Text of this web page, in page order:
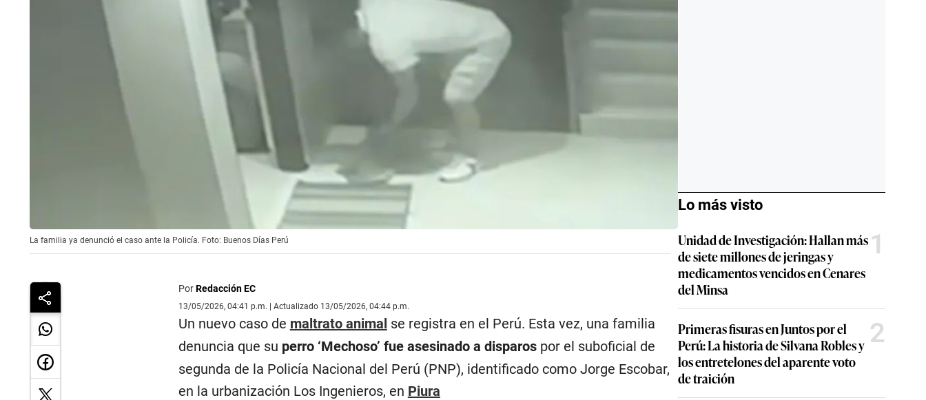
La familia ya denunció el caso ante la Policía. Foto: Buenos Días Perú
PorRedacción EC
13/05/2026, 04:41 p.m. | Actualizado 13/05/2026, 04:44 p.m.
Un nuevo caso de maltrato animal se registra en el Perú. Esta vez, una familia
denuncia que su perro ‘Mechoso’ fue asesinado a disparospor el suboficial de
segunda de la Policía Nacional del Perú (PNP), identificado como Jorge Escobar,
en la urbanización Los Ingenieros, en Piura
Lo más visto
Unidad de Investigación: Hallan más
de siete millones de jeringas y
medicamentos vencidos en Cenares
del Minsa
1
Primeras fisuras en Juntos por el
Perú: La historia de Silvana Robles y
los entretelones del aparente voto
de traición
2